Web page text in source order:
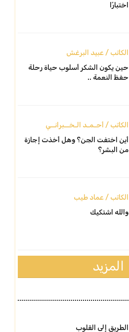
اختبارًا
الكاتب / عبيد البرغش
حين يكون الشكر أسلوب حياة رحلة
حفظ النعمة ..
الكاتب / أحـمـد الـخــبرانــي
أين اختفت الجن؟ وهل أخذت إجازة
من البشر؟
الكاتب / عماد طيب
والله اشتكيك
المزيد
الطريق إلى القلوب